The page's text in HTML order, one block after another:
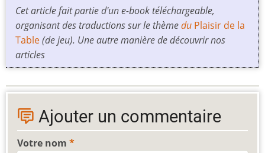
Cet article fait partie d'un e-book téléchargeable,
organisant des traductions sur le thèmedu Plaisir de la
Table(de jeu). Une autre manière de découvrir nos
articles
Ajouter un commentaire
Votre nom